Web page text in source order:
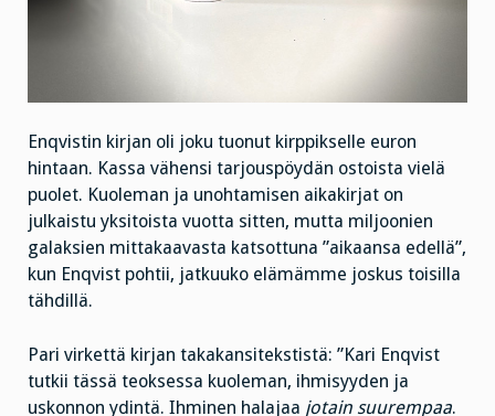
Enqvistin kirjan oli joku tuonut kirppikselle euron
hintaan. Kassa vähensi tarjouspöydän ostoista vielä
puolet. Kuoleman ja unohtamisen aikakirjat on
julkaistu yksitoista vuotta sitten, mutta miljoonien
galaksien mittakaavasta katsottuna ”aikaansa edellä”,
kun Enqvist pohtii, jatkuuko elämämme joskus toisilla
tähdillä.
Pari virkettä kirjan takakansitekstistä: ”Kari Enqvist
tutkii tässä teoksessa kuoleman, ihmisyyden ja
uskonnon ydintä. Ihminen halajaa jotain suurempaa.